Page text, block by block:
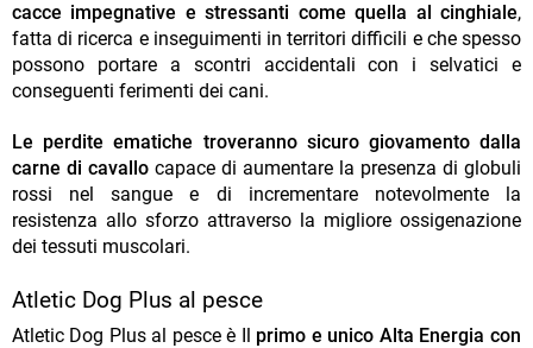
cacce impegnative e stressanti come quella al cinghiale,
fatta di ricerca e inseguimenti in territori difficili e che spesso
possono portare a scontri accidentali con i selvatici e
conseguenti ferimenti dei cani.
Le perdite ematiche troveranno sicuro giovamento dalla
carne di cavallo capace di aumentare la presenza di globuli
rossi nel sangue e di incrementare notevolmente la
resistenza allo sforzo attraverso la migliore ossigenazione
dei tessuti muscolari.
Atletic Dog Plus al pesce
Atletic Dog Plus al pesce è Il primo e unico Alta Energia con